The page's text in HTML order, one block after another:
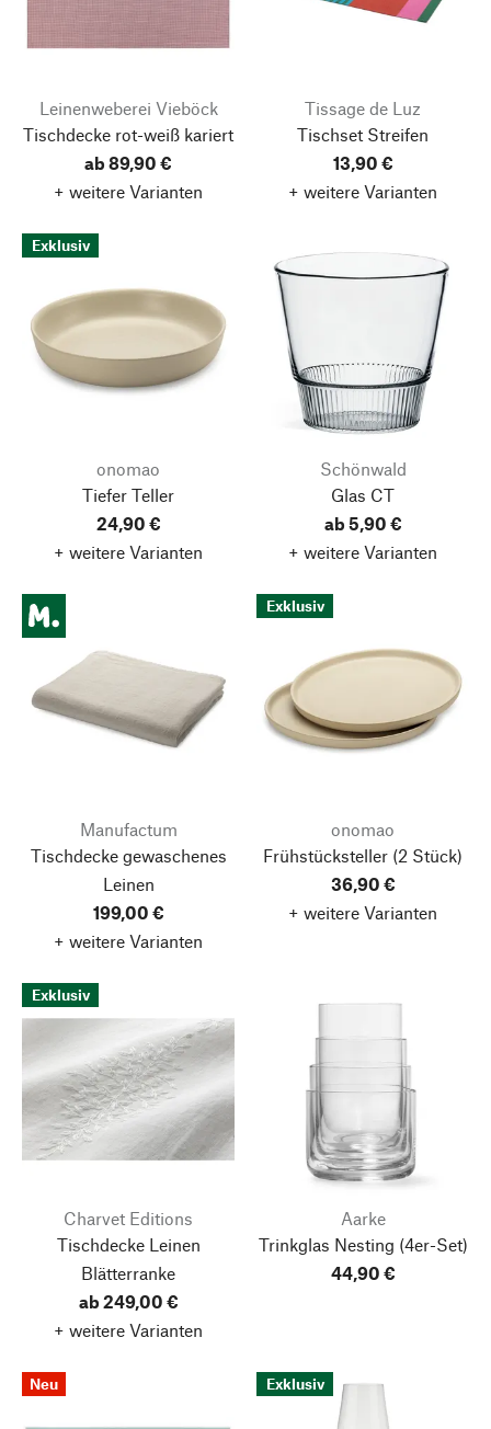
Leinenweberei Vieböck
Tischdecke rot-weiß kariert
ab 89,90 €
+ weitere Varianten
Tissage de Luz
Tischset Streifen
13,90 €
+ weitere Varianten
Exklusiv
onomao
Tiefer Teller
24,90 €
+ weitere Varianten
Schönwald
Glas CT
ab 5,90 €
+ weitere Varianten
Manufactum
Tischdecke gewaschenes
Leinen
199,00 €
+ weitere Varianten
Exklusiv
onomao
Frühstücksteller (2 Stück)
36,90 €
+ weitere Varianten
Exklusiv
Charvet Editions
Tischdecke Leinen
Blätterranke
ab 249,00 €
+ weitere Varianten
Aarke
Trinkglas Nesting (4er-Set)
44,90 €
Neu Exklusiv